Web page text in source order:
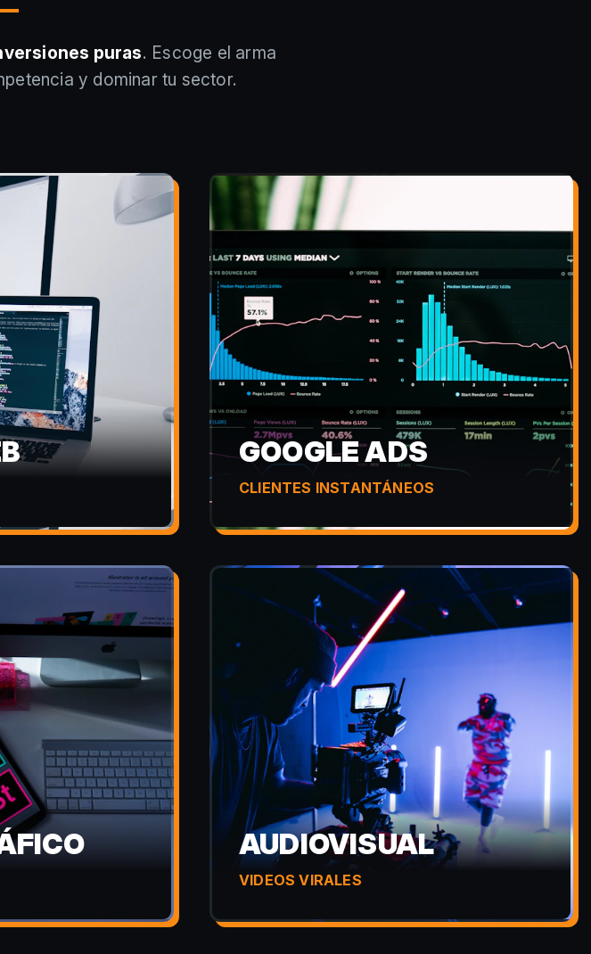
puras. Escoge el arma
y dominar tu sector.
GOOGLE ADS
CLIENTES INSTANTÁNEOS
AUDIOVISUAL
VIDEOS VIRALES